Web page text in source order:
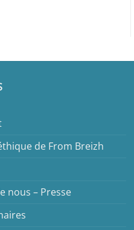
de From Breizh
nous – Presse